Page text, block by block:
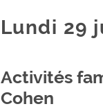
Lundi 29
Activités
Cohen